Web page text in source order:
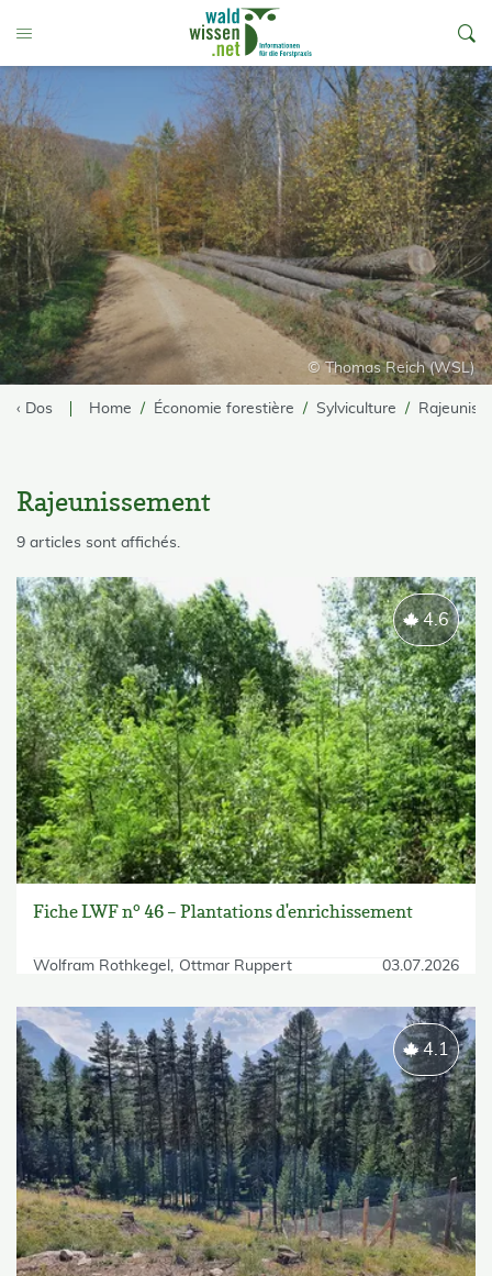
Toggle Menu
© Thomas Reich (WSL)
‹ Dos Home Économie forestière Sylviculture
Rajeunissement
skip List
9 articles sont affichés.
Fiche LWF n° 46 – Plantations d'enrichissement
Wolfram Rothkegel Ottmar Ruppert 03.07.2026
4.6
4.1